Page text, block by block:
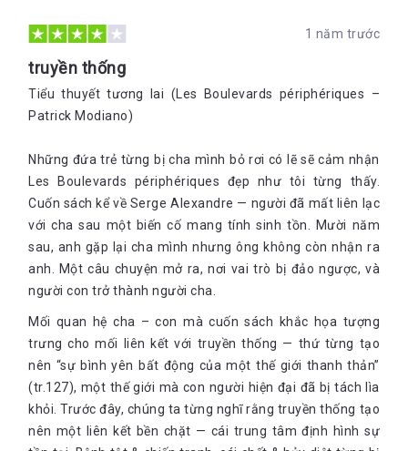
1 năm trước
truyền thống
Tiểu thuyết tương lai (Les Boulevards périphériques –
Patrick Modiano)
Những đứa trẻ từng bị cha mình bỏ rơi có lẽ sẽ cảm nhận
Les Boulevards périphériques đẹp như tôi từng thấy.
Cuốn sách kể về Serge Alexandre — người đã mất liên lạc
với cha sau một biến cố mang tính sinh tồn. Mười năm
sau, anh gặp lại cha mình nhưng ông không còn nhận ra
anh. Một câu chuyện mở ra, nơi vai trò bị đảo ngược, và
người con trở thành người cha.
Mối quan hệ cha – con mà cuốn sách khắc họa tượng
trưng cho mối liên kết với truyền thống — thứ từng tạo
nên “sự bình yên bất động của một thế giới thanh thản”
(tr.127), một thế giới mà con người hiện đại đã bị tách lìa
khỏi. Trước đây, chúng ta từng nghĩ rằng truyền thống tạo
nên một liên kết bền chặt — cái trung tâm định hình sự